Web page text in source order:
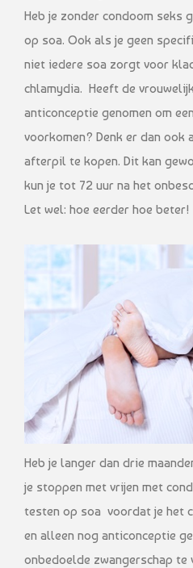
Heb je zonder condoom seks
op soa. Ook als je geen
niet iedere soa zorgt voor
chlamydia. Heeft de
anticonceptie genomen om
voorkomen? Denk er dan ook
afterpil te kopen. Dit kan
kun je tot 72 uur na het
Let wel: hoe eerder hoe beter!
Heb je langer dan drie
je stoppen met vrijen met
testen op soa voordat je het
en alleen nog anticonceptie
onbedoelde zwangerschap te